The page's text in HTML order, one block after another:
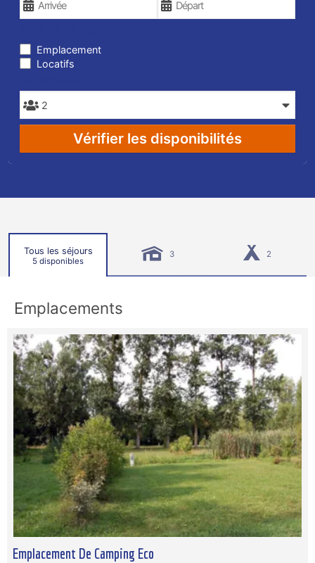
Emplacement
Locatifs
Vérifier les disponibilités
Tous les séjours
5 disponibles
3 2
Emplacements
Emplacement De Camping Eco